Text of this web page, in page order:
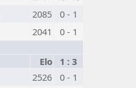
2085
0 - 1
2041
0 - 1
Elo
1 : 3
2526
0 - 1